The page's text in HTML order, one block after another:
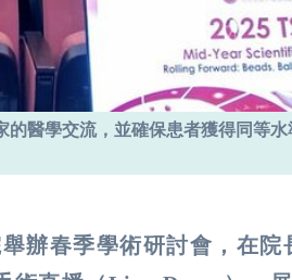
醫學交流，並確保患者獲得同等
辦春季學術研討會，在院